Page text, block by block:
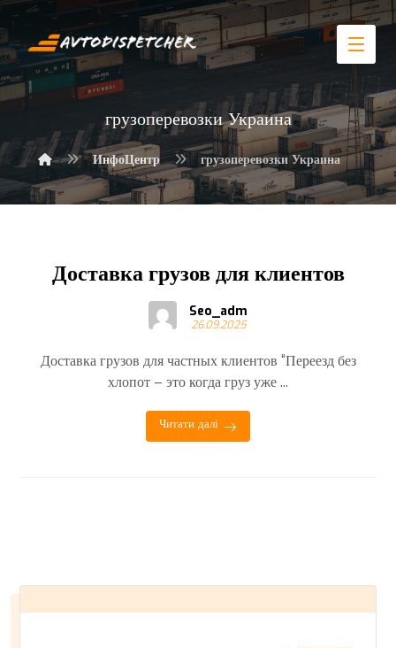
грузоперевозки Украина
ИнфоЦентр грузоперевозки Украина
Доставка грузов для клиентов
Seo_adm
26.09.2025
Доставка грузов для частных клиентов “Переезд без
хлопот – это когда груз уже ...
Читати далі